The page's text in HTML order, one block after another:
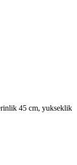
45 cm, yukseklik